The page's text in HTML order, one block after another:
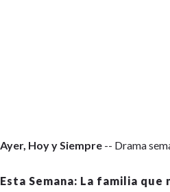
Ayer, Hoy y Siempre -- Drama
La familia que